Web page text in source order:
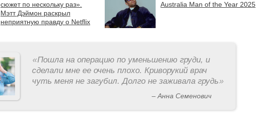
сюжет по нескольку раз».
Мэтт Дэймон раскрыл
неприятную правду о Netflix
Australia Man of the Year 2025
«Пошла на операцию по уменьшению груди, и
сделали мне ее очень плохо. Криворукий врач
чуть меня не загубил. Долго не заживала грудь»
– Анна Семенович